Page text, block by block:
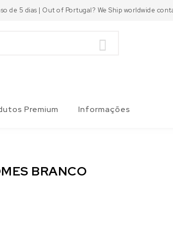
de 5 dias | Out of Portugal? We Ship worldwide
Premium Informações
BRANCO